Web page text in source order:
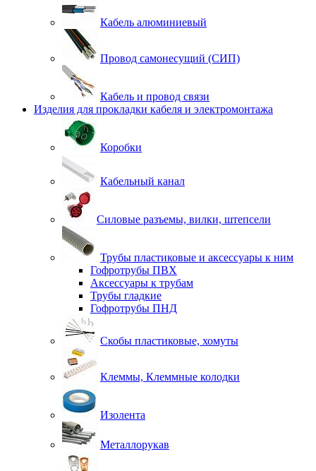
Кабель алюминиевый
Провод самонесущий (СИП)
Кабель и провод связи
Изделия для прокладки кабеля и электромонтажа
Коробки
Кабельный канал
Силовые разъемы, вилки, штепсели
Трубы пластиковые и аксессуары к ним
Гофротрубы ПВХ
Аксессуары к трубам
Трубы гладкие
Гофротрубы ПНД
Скобы пластиковые, хомуты
Клеммы, Клеммные колодки
Изолента
Металлорукав